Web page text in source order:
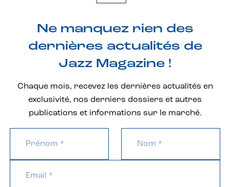
Ne manquez rien des
dernières actualités de
Jazz Magazine !
Chaque mois, recevez les dernières actualités en
exclusivité, nos derniers dossiers et autres
publications et informations sur le marché.